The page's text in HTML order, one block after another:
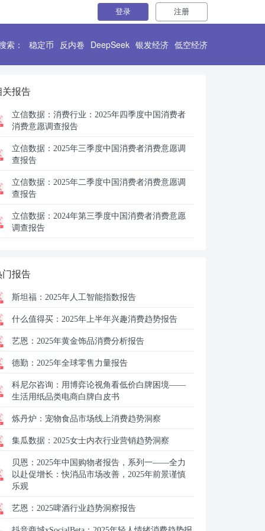
登录 注册
索： 稳定币 反内卷 DeepSeek 银发经济 低空经济
关报告
立信数据： 消费行业：2025年四季度中国消费者
消费意愿调查报告
立信数据： 2025年三季度中国消费者消费意愿调
查报告
立信数据： 2025年二季度中国消费者消费意愿调
查报告
立信数据： 2024年第三季度中国消费者消费意愿
调查报告
门报告
斯坦福： 2025年人工智能指数报告
什么值得买： 2025年上半年兴趣消费趋势报告
艺恩： 2025年黄金饰品消费分析报告
德勤： 2025年全球零售力量报告
科尼尔咨询： 用博弈论视角看低价白牌困境——
生活用纸品类电商白牌白皮书
炼丹炉： 宠物食品市场线上消费趋势洞察
集瓜数据： 2025女士内衣行业营销趋势洞察
贝恩： 2025年中国购物者报告，系列一——全力
以赴促增长：快消品市场改善，2025年前景谨慎
乐观
艺恩： 2025啤酒行业趋势洞察报告